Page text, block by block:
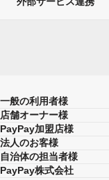
一般の利用者様
店舗オーナー様
PayPay加盟店様
法人のお客様
自治体の担当者様
PayPay株式会社